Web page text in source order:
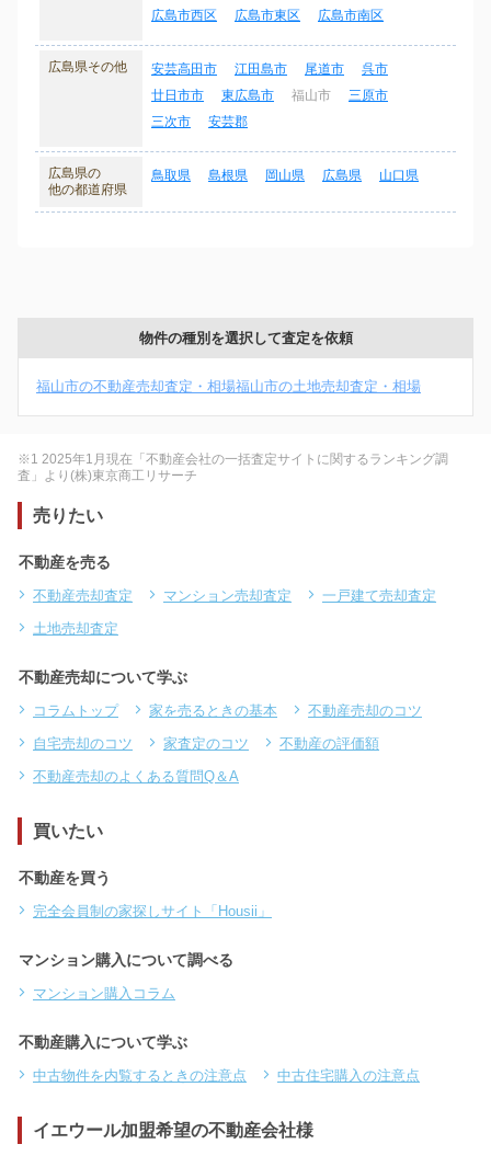
広島市西区
広島市東区 広島市南区
広島県その他 安芸高田市 江田島市 尾道市
呉市
廿日市市
東広島市 福山市
三原市
三次市
安芸郡
広島県の
他の都道府県
鳥取県 島根県 岡山県 広島県 山口県
物件の種別を選択して査定を依頼
福山市の不動産売却査定・相場福山市の土地売却査定・相場
※1 2025年1月現在「不動産会社の一括査定サイトに関するランキング調
査」より(株)東京商工リサーチ
売りたい
不動産を売る
不動産売却査定 マンション売却査定
一戸建て売却査定
土地売却査定
不動産売却について学ぶ
コラムトップ 家を売るときの基本
不動産売却のコツ
自宅売却のコツ
家査定のコツ
不動産の評価額
不動産売却のよくある質問Q＆A
買いたい
不動産を買う
完全会員制の家探しサイト「Housii」
マンション購入について調べる
マンション購入コラム
不動産購入について学ぶ
中古物件を内覧するときの注意点 中古住宅購入の注意点
イエウール加盟希望の不動産会社様